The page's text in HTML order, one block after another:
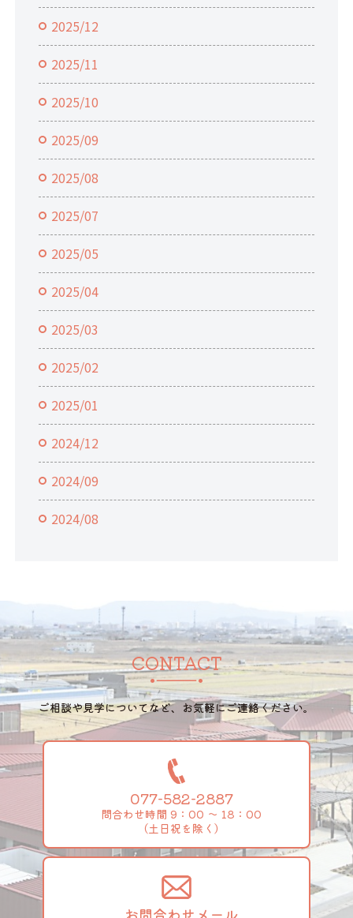
2025/12
2025/11
2025/10
2025/09
2025/08
2025/07
2025/05
2025/04
2025/03
2025/02
2025/01
2024/12
2024/09
2024/08
CONTACT
ご相談や見学についてなど、お気軽にご連絡ください。
077-582-2887
問合わせ時間 9：00 ～ 18：00
（土日祝を除く）